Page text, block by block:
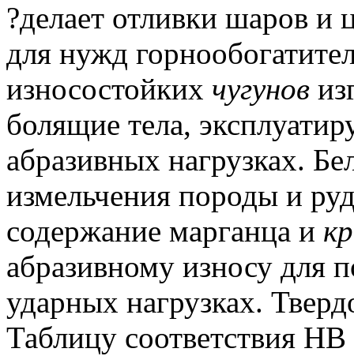
?делает отливки шаров и
для нужд
износостойких чугунов
болящие тела,
абразивных нагрузках.
измельчения породы и
содержание марганца и
абразивному износу для
ударных нагрузках.
Таблицу соответствия